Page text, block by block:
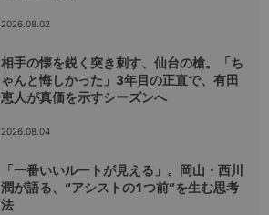
2026.08.02
相手の懐を鋭く突き刺す、仙台の槍。「ち
ゃんと悔しかった」3年目の正直で、有田
恵人が真価を示すシーズンへ
2026.08.04
「一番いいルートが見える」。岡山・西川
潤が語る、“アシストの1つ前”を生む思考
法